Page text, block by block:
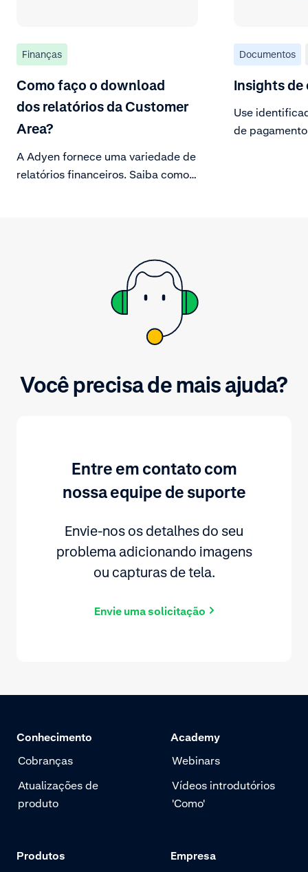
Finanças
Como faço o download
dos relatórios da Customer
Area?
A Adyen fornece uma variedade de
relatórios financeiros. Saiba como
Documentos
Insights de
Use
de
Você precisa de mais ajuda?
Entre em contato com
nossa equipe de suporte
Envie-nos os detalhes do seu
problema adicionando imagens
ou capturas de tela.
Envie uma solicitação
Conhecimento
Cobranças
Atualizações de
produto
Academy
Webinars
Vídeos introdutórios
'Como'
Produtos Empresa